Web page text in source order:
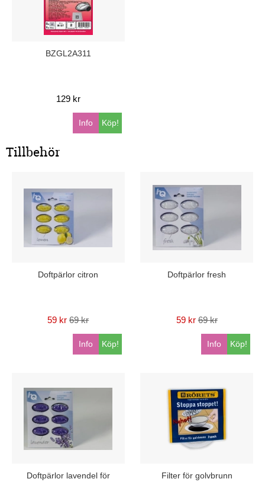
BZGL2A311
129 kr
Köp!
Info
Tillbehör
Doftpärlor citron
59 kr 69 kr
Köp!
Info
Doftpärlor fresh
59 kr 69 kr
Köp!
Info
Doftpärlor lavendel för
Filter för golvbrunn